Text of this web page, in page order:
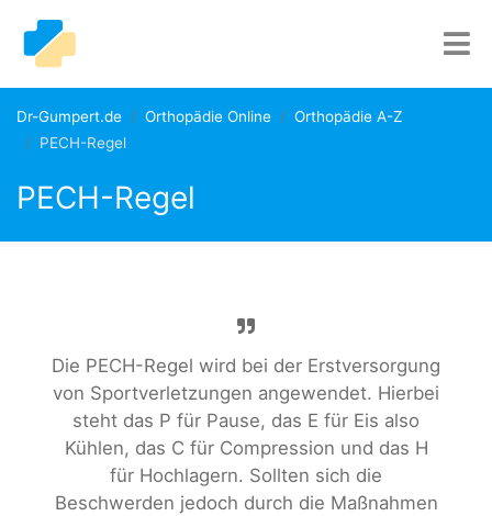
Dr-Gumpert.de Orthopädie Online
Orthopädie A-Z
PECH-Regel
PECH-Regel
Die PECH-Regel wird bei der Erstversorgung
von Sportverletzungen angewendet. Hierbei
steht das P für Pause, das E für Eis also
Kühlen, das C für Compression und das H
für Hochlagern. Sollten sich die
Beschwerden jedoch durch die Maßnahmen